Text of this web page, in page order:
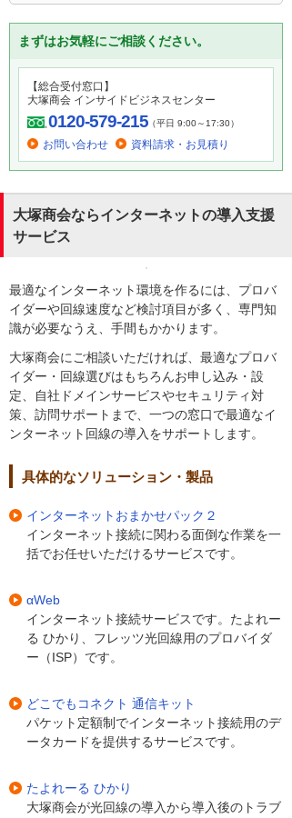
まずはお気軽にご相談ください。
【総合受付窓口】
大塚商会 インサイドビジネスセンター
0120-579-215（平日 9:00～17:30）
お問い合わせ 資料請求・お見積り
大塚商会ならインターネットの導入支援
サービス
最適なインターネット環境を作るには、プロバ
イダーや回線速度など検討項目が多く、専門知
識が必要なうえ、手間もかかります。
大塚商会にご相談いただければ、最適なプロバ
イダー・回線選びはもちろんお申し込み・設
定、自社ドメインサービスやセキュリティ対
策、訪問サポートまで、一つの窓口で最適なイ
ンターネット回線の導入をサポートします。
具体的なソリューション・製品
インターネットおまかせパック２
インターネット接続に関わる面倒な作業を一
括でお任せいただけるサービスです。
αWeb
インターネット接続サービスです。たよれー
る ひかり、フレッツ光回線用のプロバイダ
ー（ISP）です。
どこでもコネクト 通信キット
パケット定額制でインターネット接続用のデ
ータカードを提供するサービスです。
たよれーる ひかり
大塚商会が光回線の導入から導入後のトラブ